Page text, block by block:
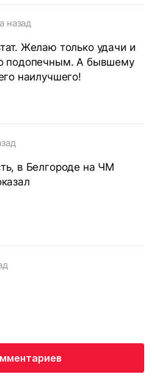
назад
Желаю только удачи и
подопечным. А бывшему
наилучшего!
в Белгороде на ЧМ